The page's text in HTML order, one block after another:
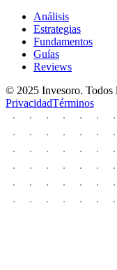
Análisis
Estrategias
Fundamentos
Guías
Reviews
© 2025 Invesoro. Todos
PrivacidadTérminos